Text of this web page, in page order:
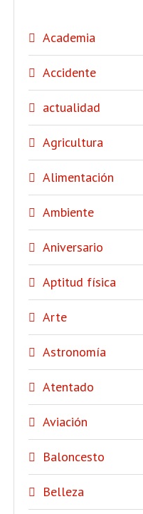
Academia
Accidente
actualidad
Agricultura
Alimentación
Ambiente
Aniversario
Aptitud física
Arte
Astronomía
Atentado
Aviación
Baloncesto
Belleza